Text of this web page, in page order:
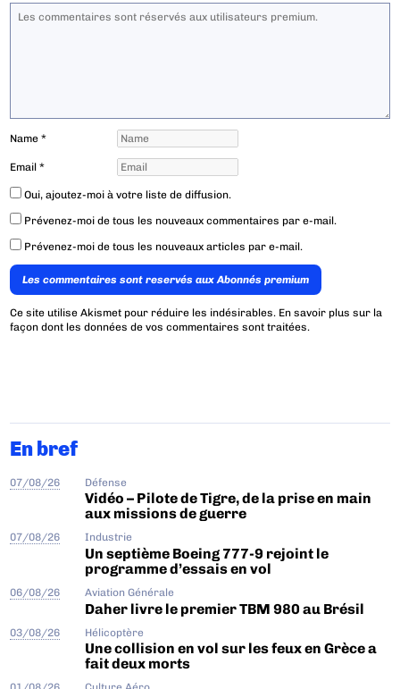
Name*
Email*
Oui, ajoutez-moi à votre liste de diffusion.
Prévenez-moi de tous les nouveaux commentaires par e-mail.
Prévenez-moi de tous les nouveaux articles par e-mail.
Les commentaires sont reservés aux Abonnés premium
Ce site utilise Akismet pour réduire les indésirables. En savoir plus sur la
façon dont les données de vos commentaires sont traitées.
En bref
07/08/26 Défense
Vidéo – Pilote de Tigre, de la prise en main
aux missions de guerre
07/08/26 Industrie
Un septième Boeing 777-9 rejoint le
programme d’essais en vol
06/08/26 Aviation Générale
Daher livre le premier TBM 980 au Brésil
03/08/26 Hélicoptère
Une collision en vol sur les feux en Grèce a
fait deux morts